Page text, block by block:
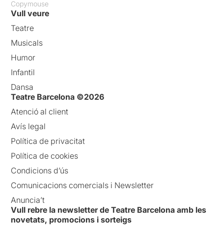
Copymouse
Vull veure
Teatre
Musicals
Humor
Infantil
Dansa
Teatre Barcelona ©2026
Atenció al client
Avís legal
Política de privacitat
Política de cookies
Condicions d’ús
Comunicacions comercials i Newsletter
Anuncia’t
Vull rebre la newsletter de Teatre Barcelona amb les
novetats, promocions i sorteigs